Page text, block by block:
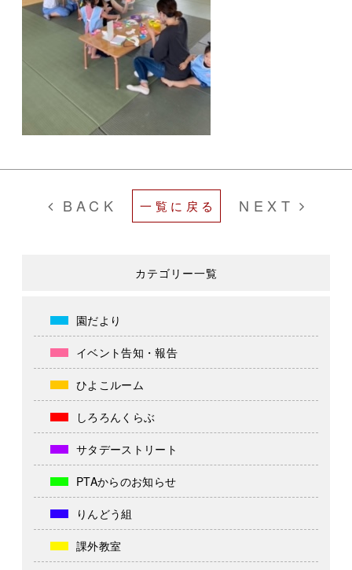
BACK 一覧に戻る NEXT
カテゴリー一覧
園だより
イベント告知・報告
ひよこルーム
しろろんくらぶ
サタデーストリート
PTAからのお知らせ
りんどう組
課外教室